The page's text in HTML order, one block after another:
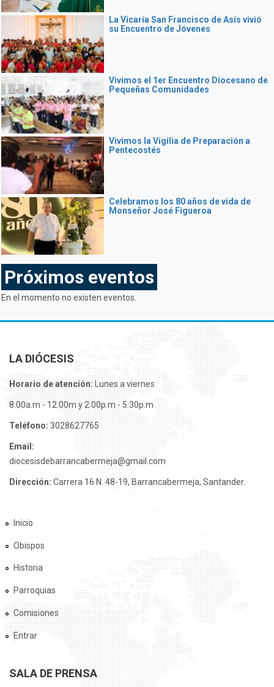
La Vicaría San Francisco de Asís vivió
su Encuentro de Jóvenes
Vivimos el 1er Encuentro Diocesano de
Pequeñas Comunidades
Vivimos la Vigilia de Preparación a
Pentecostés
Celebramos los 80 años de vida de
Monseñor José Figueroa
Próximos eventos
En el momento no existen eventos.
LA DIÓCESIS
Horario de atención:Lunes a viernes
8:00a.m - 12:00m y 2:00p.m - 5:30p.m
Teléfono: 3028627765
Email:
diocesisdebarrancabermeja@gmail.com
Dirección: Carrera 16 N. 48-19, Barrancabermeja, Santander.
Inicio
Obispos
Historia
Parroquias
Comisiones
Entrar
SALA DE PRENSA